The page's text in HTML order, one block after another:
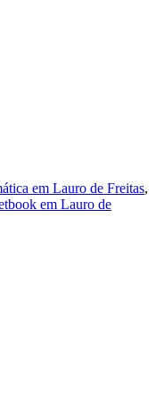
em Lauro de Freitas,
em Lauro de